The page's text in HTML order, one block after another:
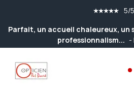
5/5
Parfait, un accueil chaleureux, un
professionnalism... -